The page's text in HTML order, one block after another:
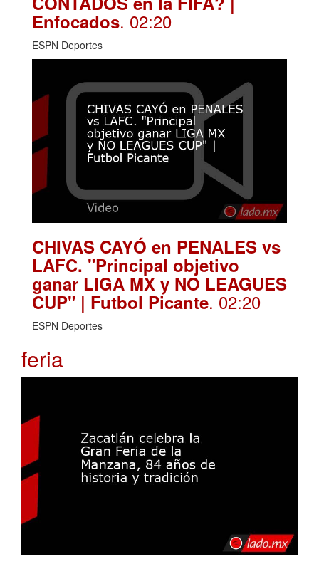
Enfocados. 02:20
ESPN Deportes
CHIVAS CAYÓ en PENALES vs
LAFC. "Principal objetivo
ganar LIGA MX y NO LEAGUES
CUP" | Futbol Picante. 02:20
ESPN Deportes
feria